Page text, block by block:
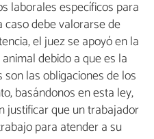
laborales específicos para
caso debe valorarse de
el juez se apoyó en la
debido a que es la
las obligaciones de los
basándonos en esta ley,
justificar que un trabajador
para atender a su